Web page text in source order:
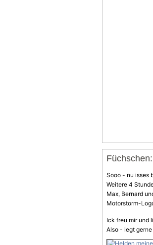
Sooo - nu isses
Weitere 4
Max, Bernard
Motorstorm-
Ick freu mir und
Also - legt